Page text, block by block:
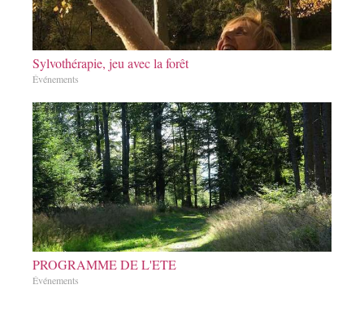
Sylvothérapie, jeu avec la forêt
Événements
PROGRAMME DE L'ETE
Événements